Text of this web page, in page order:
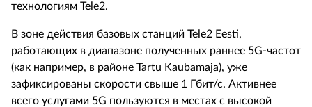
технологиям Tele2.
В зоне действия базовых станций Tele2 Eesti,
работающих в диапазоне полученных раннее 5G-частот
(как например, в районе Tartu Kaubamaja), уже
зафиксированы скорости свыше 1 Гбит/с. Активнее
всего услугами 5G пользуются в местах с высокой